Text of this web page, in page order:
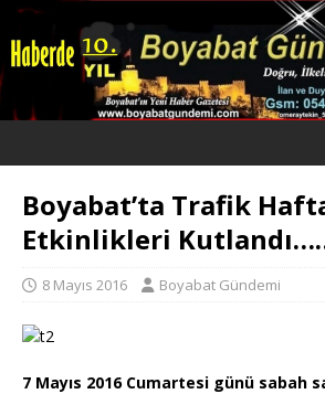
Boyabat’ta Trafik
Etkinlikleri
8 Mayıs 2016 Boyabat Gündemi
7 Mayıs 2016 Cumartesi günü sabah